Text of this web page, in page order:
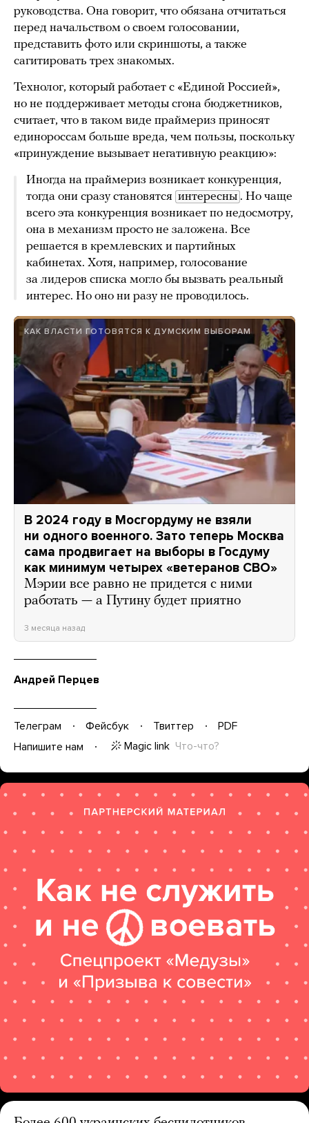
руководства. Она говорит, что обязана отчитаться
перед начальством о своем голосовании,
представить фото или скриншоты, а также
сагитировать трех знакомых.
Технолог, который работает с «Единой Россией»,
но не поддерживает методы сгона бюджетников,
считает, что в таком виде праймериз приносят
единороссам больше вреда, чем пользы, поскольку
«принуждение вызывает негативную реакцию»:
Иногда на праймериз возникает конкуренция,
тогда они сразу становятся интересны . Но чаще
всего эта конкуренция возникает по недосмотру,
она в механизм просто не заложена. Все
решается в кремлевских и партийных
кабинетах. Хотя, например, голосование
за лидеров списка могло бы вызвать реальный
интерес. Но оно ни разу не проводилось.
КАК ВЛАСТИ ГОТОВЯТСЯ К ДУМСКИМ ВЫБОРАМ
В 2024 году в Мосгордуму не взяли
ни одного военного. Зато теперь Москва
сама продвигает на выборы в Госдуму
как минимум четырех «ветеранов СВО»
Мэрии все равно не придется с ними
работать — а Путину будет приятно
3 месяца назад
Андрей Перцев
Телеграм Фейсбук Твиттер
PDF
Напишите нам
Magic link Что-что?